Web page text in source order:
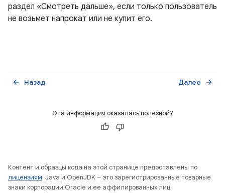
раздел «Смотреть дальше», если только пользователь
не возьмет напрокат или не купит его.
Назад
arrow_back Далее arrow_forward
Эта информация оказалась полезной?
Контент и образцы кода на этой странице предоставлены по
лицензиям. Java и OpenJDK – это зарегистрированные товарные
знаки корпорации Oracle и ее аффилированных лиц.